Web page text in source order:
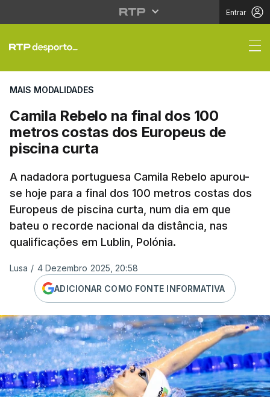
Entrar
Camila Rebelo na
MAIS MODALIDADES
Camila Rebelo na final dos 100
metros costas dos Europeus de
piscina curta
A nadadora portuguesa Camila Rebelo apurou-
se hoje para a final dos 100 metros costas dos
Europeus de piscina curta, num dia em que
bateu o recorde nacional da distância, nas
qualificações em Lublin, Polónia.
Lusa / 4 Dezembro 2025, 20:58
ADICIONAR COMO FONTE INFORMATIVA